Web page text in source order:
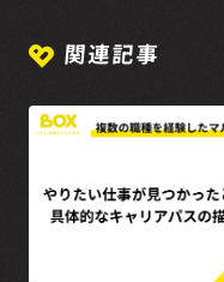
関連記事